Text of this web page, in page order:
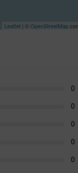
Leaflet | ©OpenStreetMap
0
0
0
0
0